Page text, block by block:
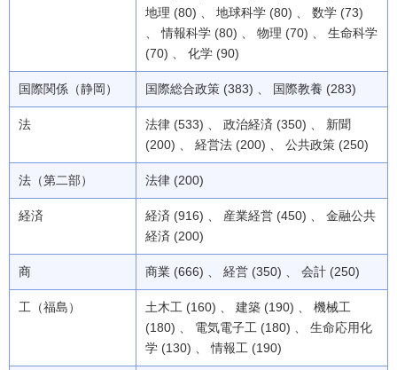
地理 (80) 、 地球科学 (80) 、 数学 (73)
、 情報科学 (80) 、 物理 (70) 、 生命科学
(70) 、 化学 (90)
国際関係（静岡） 国際総合政策 (383) 、 国際教養 (283)
法
法律 (533) 、 政治経済 (350) 、 新聞
(200) 、 経営法 (200) 、 公共政策 (250)
法（第二部） 法律 (200)
経済
経済 (916) 、 産業経営 (450) 、 金融公共
経済 (200)
商 商業 (666) 、 経営 (350) 、 会計 (250)
工（福島）
土木工 (160) 、 建築 (190) 、 機械工
(180) 、 電気電子工 (180) 、 生命応用化
学 (130) 、 情報工 (190)